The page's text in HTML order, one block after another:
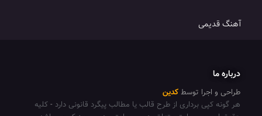
قدیمی
و اجرا توسطکدین
کپی برداری از طرح قالب یا مطالب پیگرد قانونی دارد -کلیه